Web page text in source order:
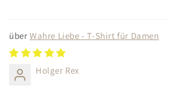
Wahre Liebe - T-Shirt für Damen
Holger Rex